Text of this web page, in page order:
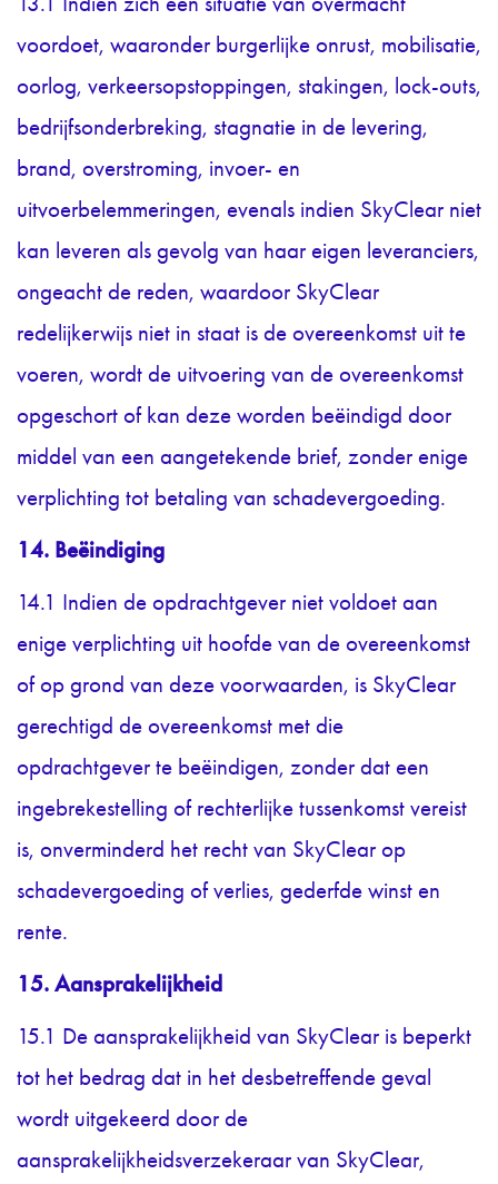
voordoet, waaronder burgerlijke onrust, mobilisatie,
oorlog, verkeersopstoppingen, stakingen, lock-outs,
bedrijfsonderbreking, stagnatie in de levering,
brand, overstroming, invoer- en
uitvoerbelemmeringen, evenals indien SkyClear niet
kan leveren als gevolg van haar eigen leveranciers,
ongeacht de reden, waardoor SkyClear
redelijkerwijs niet in staat is de overeenkomst uit te
voeren, wordt de uitvoering van de overeenkomst
opgeschort of kan deze worden beëindigd door
middel van een aangetekende brief, zonder enige
verplichting tot betaling van schadevergoeding.
14. Beëindiging
14.1 Indien de opdrachtgever niet voldoet aan
enige verplichting uit hoofde van de overeenkomst
of op grond van deze voorwaarden, is SkyClear
gerechtigd de overeenkomst met die
opdrachtgever te beëindigen, zonder dat een
ingebrekestelling of rechterlijke tussenkomst vereist
is, onverminderd het recht van SkyClear op
schadevergoeding of verlies, gederfde winst en
rente.
15. Aansprakelijkheid
15.1 De aansprakelijkheid van SkyClear is beperkt
tot het bedrag dat in het desbetreffende geval
wordt uitgekeerd door de
aansprakelijkheidsverzekeraar van SkyClear,